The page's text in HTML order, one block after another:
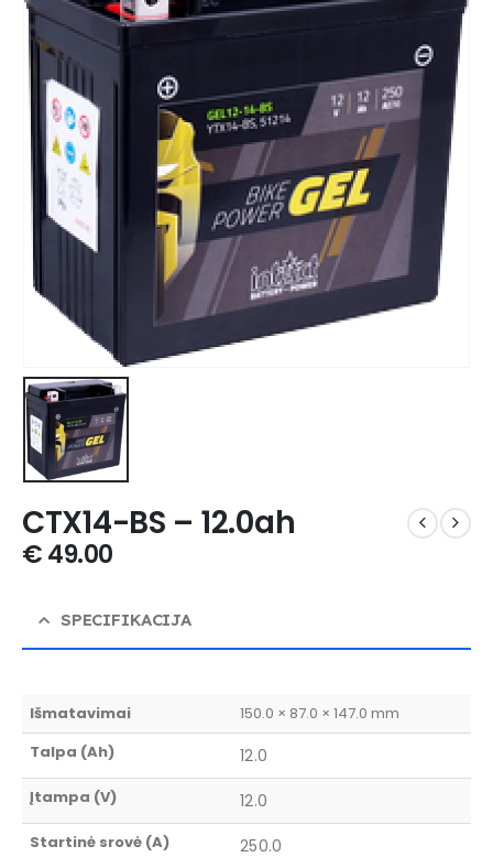
CTX14-BS – 12.0ah
€49.00
SPECIFIKACIJA
Išmatavimai
150.0 × 87.0 × 147.0 mm
Talpa (Ah)
12.0
Įtampa (V) 12.0
Startinė srovė (A) 250.0